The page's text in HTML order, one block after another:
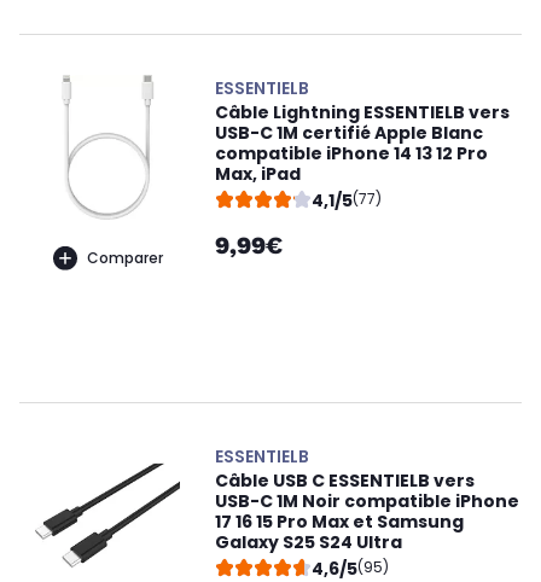
Comparer
ESSENTIELB
Câble Lightning ESSENTIELB vers
USB-C 1M certifié Apple Blanc
compatible iPhone 14 13 12 Pro
Max, iPad
4,1/5(77)
9,99€
ESSENTIELB
Câble USB C ESSENTIELB vers
USB-C 1M Noir compatible iPhone
17 16 15 Pro Max et Samsung
Galaxy S25 S24 Ultra
4,6/5(95)